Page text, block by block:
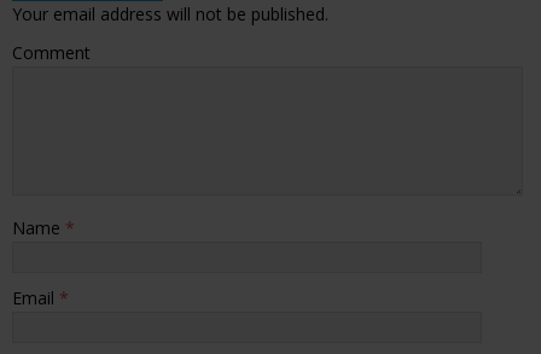
Your email address will not be published.
Comment
Name *
Email *